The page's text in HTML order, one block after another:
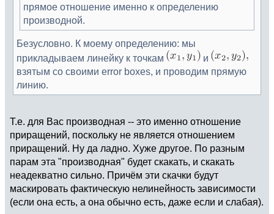
прямое отношение именно к определению
производной.
Безусловно. К моему определению: мы
прикладываем линейку к точкам
и
взятым со своими error boxes, и проводим прямую
линию.
Т.е. для Вас производная -- это именно отношение
приращений, поскольку не является отношением
приращений. Ну да ладно. Хуже другое. По разным
парам эта "производная" будет скакать, и скакать
неадекватно сильно. Причём эти скачки будут
маскировать фактическую нелинейность зависимости
(если она есть, а она обычно есть, даже если и слабая).